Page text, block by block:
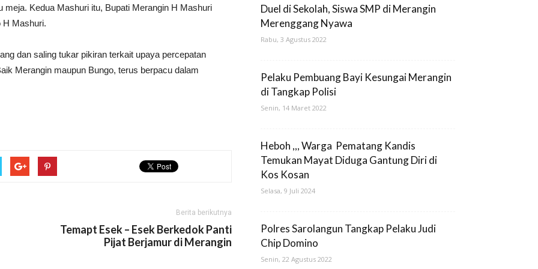
Kedua Mashuri itu, Bupati Merangin H Mashuri
H Mashuri.
dan saling tukar pikiran terkait upaya percepatan
Merangin maupun Bungo, terus berpacu dalam
Berita berikutnya
Temapt Esek – Esek Berkedok Panti
Pijat Berjamur di Merangin
Duel di Sekolah, Siswa SMP di Merangin
Merenggang Nyawa
Rabu, 3 Agustus 2022
Pelaku Pembuang Bayi Kesungai Merangin
di Tangkap Polisi
Senin, 14 Maret 2022
Heboh ,,, Warga Pematang Kandis
Temukan Mayat Diduga Gantung Diri di
Kos Kosan
Selasa, 9 Juli 2024
Polres Sarolangun Tangkap Pelaku Judi
Chip Domino
Senin, 22 Agustus 2022